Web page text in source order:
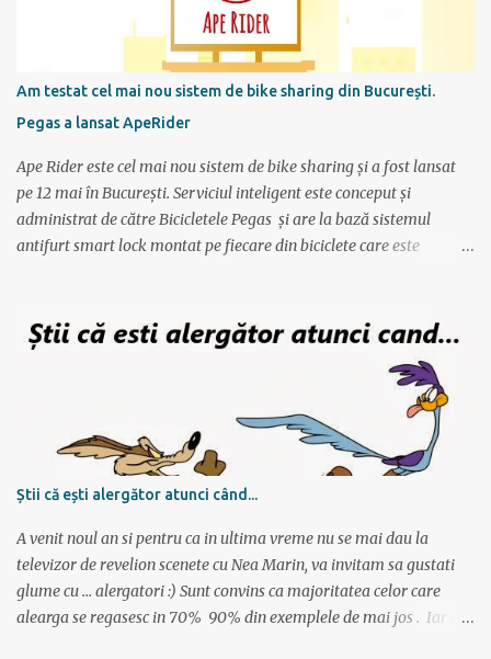
alergat la fiecare antrenament si ce timp ar trebui sa scot.
Consider ca este un program foarte bun mai ales ca nu am un
antrenor asa cum au sportivii profesionisti si oricine si-l poate crea
foarte simplu; se alterneaza antrenamente mai scurte cu
antrenamente mai lungi, apoi din nou mai scurte dar trebuie
obtinuti timpi mai buni, ceea ce fortifica muschii si creeaza cadrul
pentru a avansa apoi...
Am testat cel mai nou sistem de bike sharing din București.
Pegas a lansat ApeRider
Ape Rider este cel mai nou sistem de bike sharing și a fost lansat
pe 12 mai în București. Serviciul inteligent este conceput și
administrat de către Bicicletele Pegas și are la bază sistemul
antifurt smart lock montat pe fiecare din biciclete care este
intermediul aplicației. Reprezentanții Pegas anunțaseră de mai
multă vreme că vor să lanseze un serviciu de rent-a-bike,
închiriere biciclete, bike sharing, și iată că acum s-a si concretizat.
Încă de la aflarea primelor vești am fost interesat să văd cum va
funcționa sistemul pentru că, pe lângă alte astfel de servicii,
ApeRider aduce ceva inovator: bicicletele stau pe stradă, în niște
locuri prestabilite și marcate pe hartă, iar utilizatorul deschide
aplicația, vede unde este cea mai apropiată bicicletă, scaneaza
codul QR și ia bicicleta. Bicicletele nu sunt păzite, dar sunt asigur...
Știi că ești alergător atunci când...
A venit noul an si pentru ca in ultima vreme nu se mai dau la
televizor de revelion scenete cu Nea Marin, va invitam sa gustati
glume cu ... alergatori :) Sunt convins ca majoritatea celor care
alearga se regasesc in 70% 90% din exemplele de mai jos . Iar cei